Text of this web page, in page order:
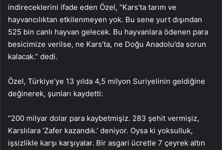
indireceklerini ifade eden Özel, “Kars’ta tarım ve
hayvancılıktan etkilenmeyen yok. Bu sene yurt dışından
525 bin canlı hayvan gelecek. Bu hayvanlara ödenen para
besicimize verilse, ne Kars’ta, ne Doğu Anadolu’da sorun
kalacak.” dedi.
Özel, Türkiye’ye 13 yılda 4,5 milyon Suriyelinin geldiğine
değinerek, şunları kaydetti:
“200 milyar dolar para kaybetmişiz. 283 şehit vermişiz,
Karslılara ‘Zafer kazandık.’ deniyor. Oysa ki yoksulluk,
işsizlikle karşı karşıyalar. Bir asgari ücretle 7 çeyrek altın